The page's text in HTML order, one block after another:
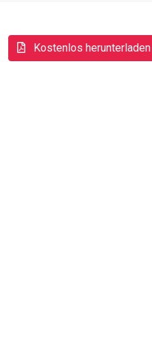
Kostenlos herunterladen